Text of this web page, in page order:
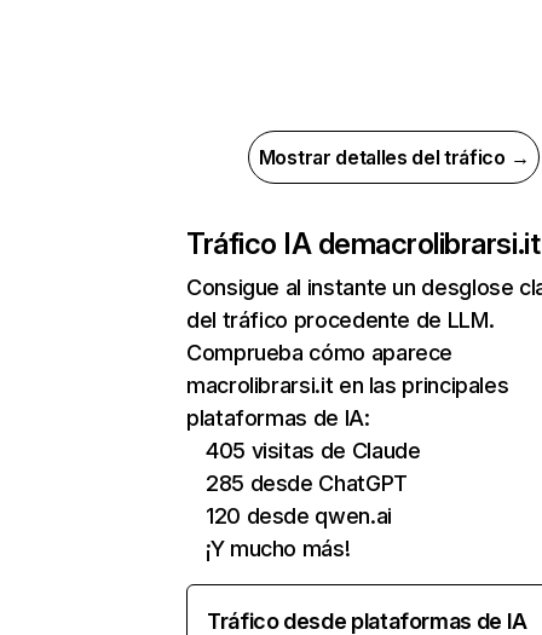
Mostrar detalles del tráfico →
Tráfico IA demacrolibrarsi.it
Consigue al instante un desglose
del tráfico procedente de LLM.
Comprueba cómo aparece
macrolibrarsi.it en las principales
plataformas de IA:
405 visitas de Claude
285 desde ChatGPT
120 desde qwen.ai
¡Y mucho más!
Tráfico desde plataformas de IA